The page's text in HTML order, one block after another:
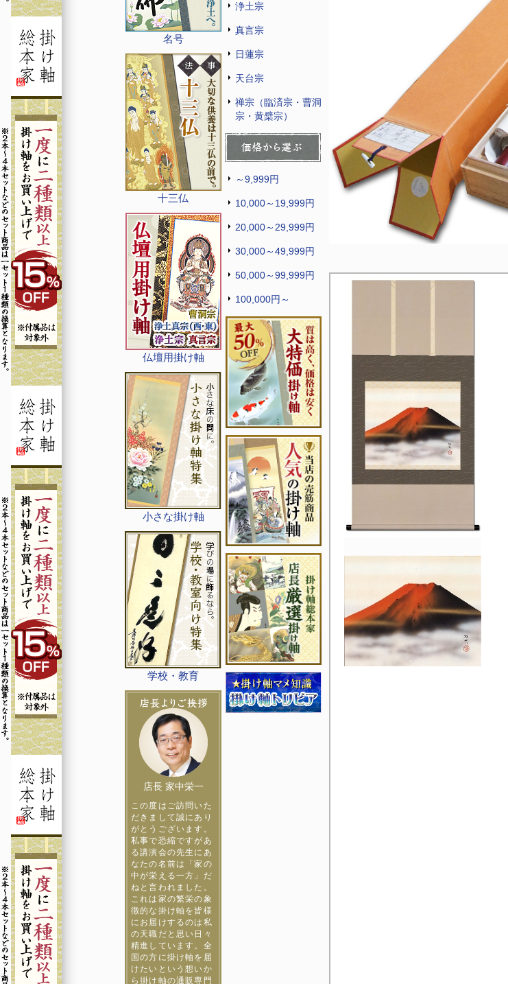
名号
十三仏
仏壇用掛け軸
小さな掛け軸
学校・教育
店長 家中栄一
この度はご訪問いた
だきまして誠にあり
がとうございます。
私事で恐縮ですがあ
る講演会の先生にあ
なたの名前は「家の
中が栄える一方」だ
ねと言われました。
これは家の繁栄の象
徴的な掛け軸を皆様
にお届けするのは私
の天職だと思い日々
精進しています。全
国の方に掛け軸を届
けたいという想いか
ら掛け軸の通販専門
浄土宗
真言宗
日蓮宗
天台宗
禅宗（臨済宗・曹洞
宗・黄檗宗）
～9,999円
10,000～19,999円
20,000～29,999円
30,000～49,999円
50,000～99,999円
100,000円～